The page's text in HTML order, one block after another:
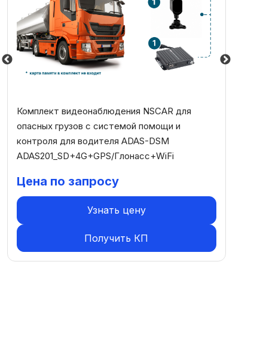
Комплект видеонаблюдения NSCAR для
опасных грузов с системой помощи и
контроля для водителя ADAS-DSM
ADAS201_SD+4G+GPS/Глонасс+WiFi
Цена по запросу
Узнать цену
Получить КП